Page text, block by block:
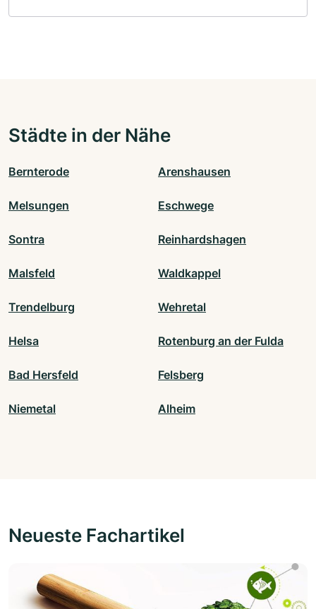
Städte in der Nähe
Bernterode Arenshausen
Melsungen Eschwege
Sontra Reinhardshagen
Malsfeld Waldkappel
Trendelburg Wehretal
Helsa Rotenburg an der Fulda
Bad Hersfeld Felsberg
Niemetal Alheim
Neueste Fachartikel